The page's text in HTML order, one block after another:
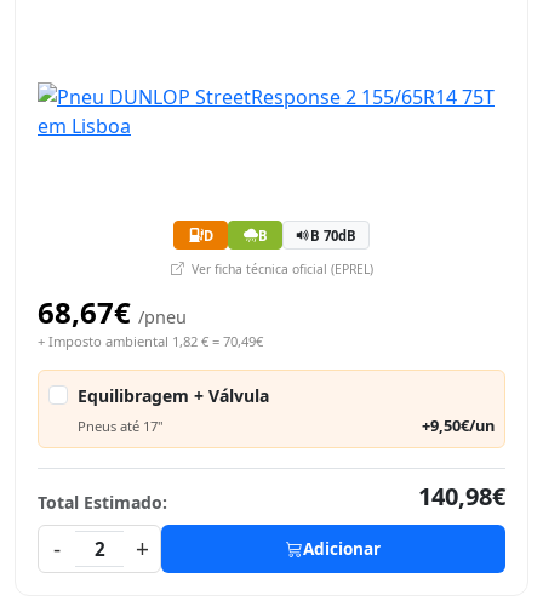
D B B 70dB
Ver ficha técnica oficial (EPREL)
68,67€ /pneu
+ Imposto ambiental 1,82 € = 70,49€
Equilibragem + Válvula
Pneus até 17" +9,50€/un
Total Estimado:
140,98€
-
2 + Adicionar